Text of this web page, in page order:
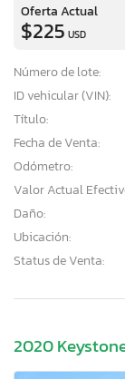
Oferta Actual
$225 USD
Número de lote:
ID vehicular (VIN):
Título:
Fecha de Venta:
Odómetro:
Valor Actual
Daño:
Ubicación:
Status de Venta:
2020